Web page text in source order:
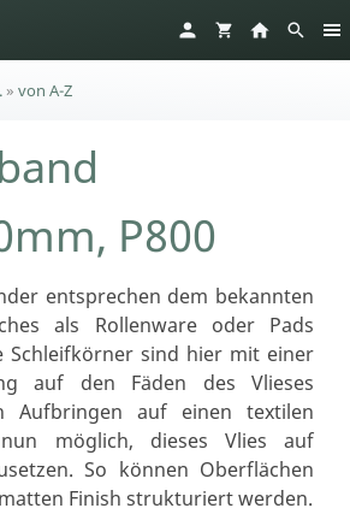
» von A-Z
P800
entsprechen dem bekannten
als Rollenware oder Pads
Schleifkörner sind hier mit einer
auf den Fäden des Vlieses
Aufbringen auf einen textilen
möglich, dieses Vlies auf
So können Oberflächen
Finish strukturiert werden.